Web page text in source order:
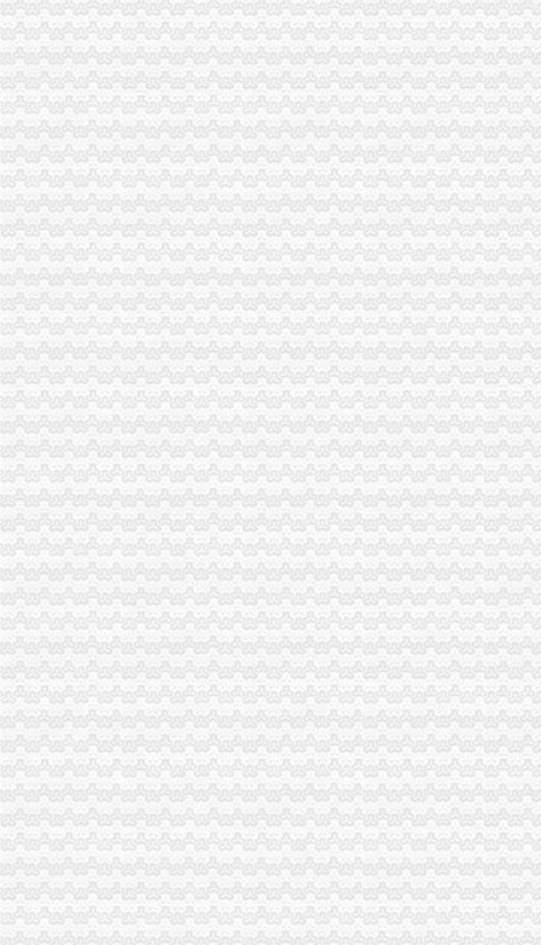
怎么查询公司是不是一般纳税人_百度经验
一般纳税人查询
一般纳税人查询
一般纳税人查询
一般纳税人查询。。
纳税人识别号查询_企业税号查询_一般纳税人查询
江苏省国家税务局门户网站一般纳税人查询
一般纳税人查询
河南一般纳税人资格查询入口_河南会计网
浙江一般纳税人资格查询
山东省一般纳税人资格查询
青岛一般纳税人查询
一般纳税人查询全国信息怎么操作_搜狐其它_搜狐网
一般纳税人查询—在线播放—优酷网,高清在线观看
关于一般纳税人查询的问题
如何查询对方公司是否为一般纳税人。-文章
如何查询增值税一般纳税人资格的开始年月？_百度知道
一般纳税人税号查询_青岛包听|E都市
重庆一般纳税人资格查询
全国一般纳税人资格查询收_搜狐教育_搜狐网
陕西省一般纳税人查询_中华文本库
一般纳税人提供技术咨询服务,税率是多少？_中华会计网校_税务网校
一般纳税人查询电话-深圳爱问分类
新疆一般纳税人查询-天津爱问分类
请问山西省一般纳税人资格在哪里查询-山西国税答疑170
四川一般纳税人资格查询：四川财
全国一般纳税人资格查询
如何查询一般纳税人资格（以广东为例）_增值税一般纳税人查询_一般
增值税一般纳税人查询–会计网词库
一般纳税人资格查询
广东一般纳税人查询App下载|一般纳税人查询广东税务局版下载2.4.0
四川省国税网上办税服务厅增值税一般纳税人资格查询
关于一般纳税人与小规模纳税人的查询
一般纳税人咨询公司,开展教育服务,增值税有优惠吗_中华会计网校_
一般纳税人税率查询|一般纳税人如何算税
上海税务网的一般纳税人资格查询,可以查来自上海税务-微博
北京各区一般纳税人资格查询帮助你three_周边服务栏目_机电之家网